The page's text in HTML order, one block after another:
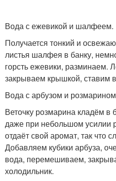
Вода с ежевикой и шалфеем.
Получается тонкий и
листья шалфея в банку,
горсть ежевики, разминаем.
закрываем крышкой, ставим
Вода с арбузом и
Веточку розмарина кладём в
даже при небольшом усилии
отдаёт свой аромат, так что
Добавляем кубики арбуза,
вода, перемешиваем,
холодильник.